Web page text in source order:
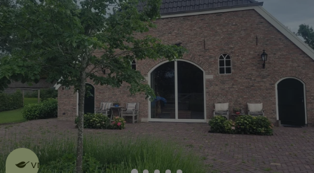
Dit natuurhuisje is eco-
vriendelijklees meer